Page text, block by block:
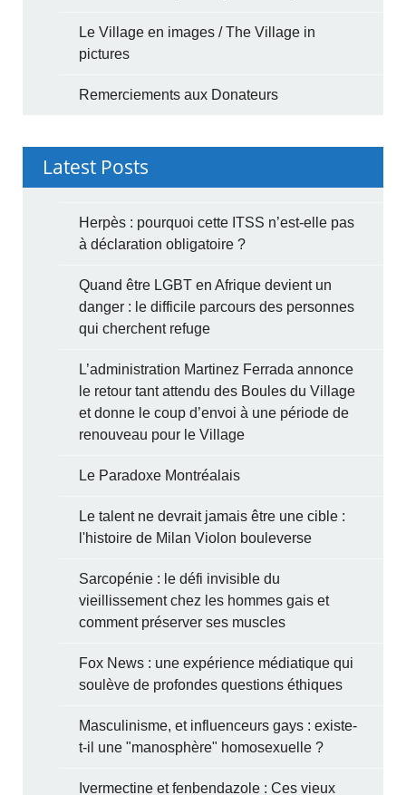
Le Village en images / The Village in
pictures
Remerciements aux Donateurs
Latest Posts
Herpès : pourquoi cette ITSS n’est-elle pas
à déclaration obligatoire ?
Quand être LGBT en Afrique devient un
danger : le difficile parcours des personnes
qui cherchent refuge
L’administration Martinez Ferrada annonce
le retour tant attendu des Boules du Village
et donne le coup d’envoi à une période de
renouveau pour le Village
Le Paradoxe Montréalais
Le talent ne devrait jamais être une cible :
l'histoire de Milan Violon bouleverse
Sarcopénie : le défi invisible du
vieillissement chez les hommes gais et
comment préserver ses muscles
Fox News : une expérience médiatique qui
soulève de profondes questions éthiques
Masculinisme, et influenceurs gays : existe-
t-il une "manosphère" homosexuelle ?
Ivermectine et fenbendazole : Ces vieux